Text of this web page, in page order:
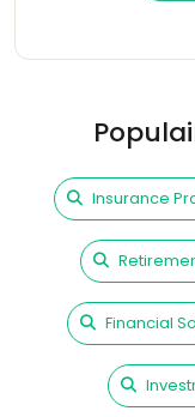
Insurance
Financial